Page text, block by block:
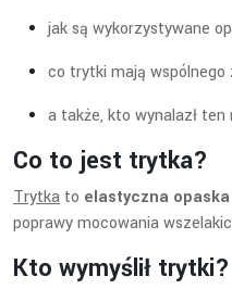
jak są wykorzystywane
co trytki mają wspólnego
a także, kto wynalazł
Co to jest trytka?
Trytka to elastyczna
poprawy mocowania
Kto wymyślił